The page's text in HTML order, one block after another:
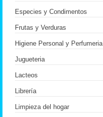
Especies y Condimentos
Frutas y Verduras
Higiene Personal y Perfumeria
Jugueteria
Lacteos
Librería
Limpieza del hogar